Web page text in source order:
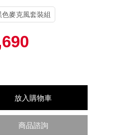
色麥克風套裝組
放入購物車
商品諮詢